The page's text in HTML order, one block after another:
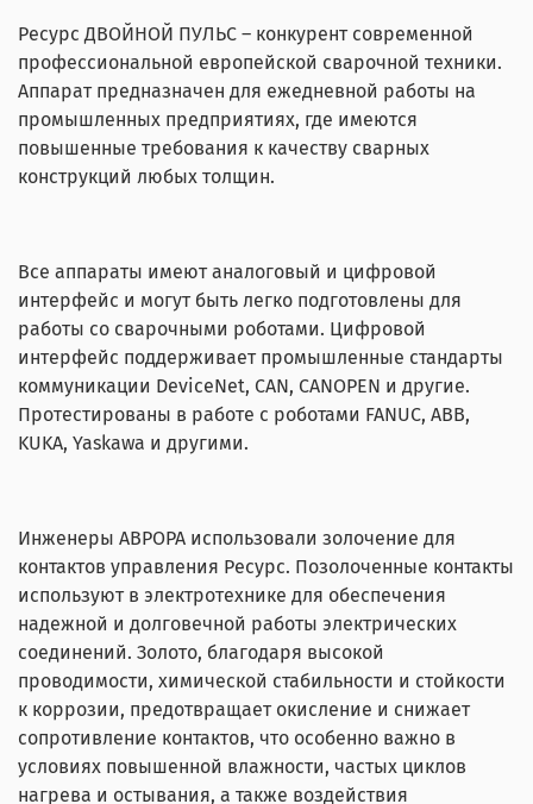
Ресурс ДВОЙНОЙ ПУЛЬС – конкурент современной
профессиональной европейской сварочной техники.
Аппарат предназначен для ежедневной работы на
промышленных предприятиях, где имеются
повышенные требования к качеству сварных
конструкций любых толщин.
Все аппараты имеют аналоговый и цифровой
интерфейс и могут быть легко подготовлены для
работы со сварочными роботами. Цифровой
интерфейс поддерживает промышленные стандарты
коммуникации DeviceNet, CAN, CANOPEN и другие.
Протестированы в работе с роботами FANUC, ABB,
KUKA, Yaskawa и другими.
Инженеры АВРОРА использовали золочение для
контактов управления Ресурс. Позолоченные контакты
используют в электротехнике для обеспечения
надежной и долговечной работы электрических
соединений. Золото, благодаря высокой
проводимости, химической стабильности и стойкости
к коррозии, предотвращает окисление и снижает
сопротивление контактов, что особенно важно в
условиях повышенной влажности, частых циклов
нагрева и остывания, а также воздействия